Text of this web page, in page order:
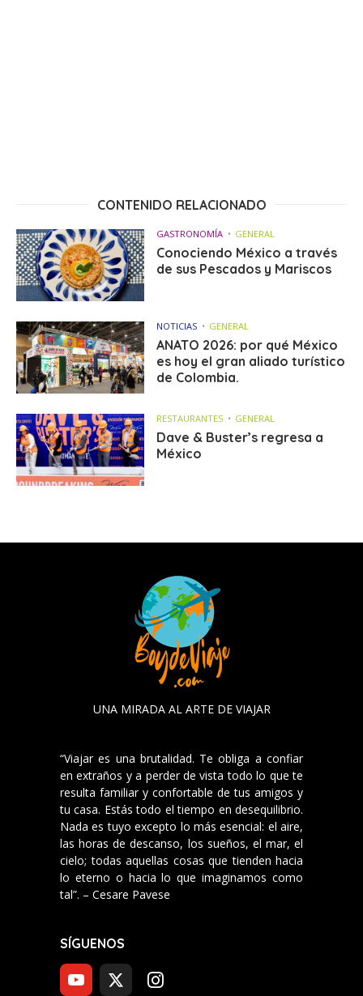
CONTENIDO RELACIONADO
GASTRONOMÍA GENERAL
Conociendo México a través
de sus Pescados y Mariscos
NOTICIAS GENERAL
ANATO 2026: por qué México
es hoy el gran aliado turístico
de Colombia.
RESTAURANTES GENERAL
Dave & Buster’s regresa a
México
UNA MIRADA AL ARTE DE VIAJAR
“Viajar es una brutalidad. Te obliga a confiar
en extraños y a perder de vista todo lo que te
resulta familiar y confortable de tus amigos y
tu casa. Estás todo el tiempo en desequilibrio.
Nada es tuyo excepto lo más esencial: el aire,
las horas de descanso, los sueños, el mar, el
cielo; todas aquellas cosas que tienden hacia
lo eterno o hacia lo que imaginamos como
tal”. – Cesare Pavese
SÍGUENOS